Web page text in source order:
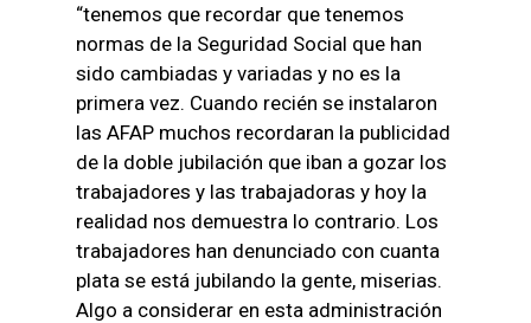
“tenemos que recordar que tenemos
normas de la Seguridad Social que han
sido cambiadas y variadas y no es la
primera vez. Cuando recién se instalaron
las AFAP muchos recordaran la publicidad
de la doble jubilación que iban a gozar los
trabajadores y las trabajadoras y hoy la
realidad nos demuestra lo contrario. Los
trabajadores han denunciado con cuanta
plata se está jubilando la gente, miserias.
Algo a considerar en esta administración